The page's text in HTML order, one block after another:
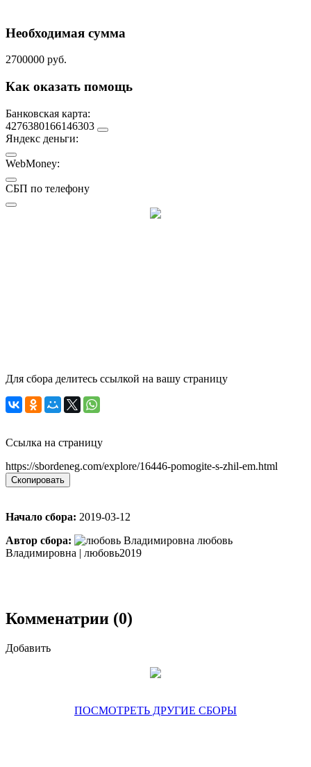
Необходимая сумма
2700000 руб.
Как оказать помощь
Банковская карта:
4276380166146303
Яндекс деньги:
WebMoney:
СБП по телефону
Для сбора делитесь ссылкой на вашу страницу
Ссылка на страницу
https://sbordeneg.com/explore/16446-pomogite-s-zhil-em.html
Скопировать
Начало сбора: 2019-03-12
Автор сбора:
любовь
Владимировна | любовь2019
Комменатрии (0)
Добавить
ПОСМОТРЕТЬ ДРУГИЕ СБОРЫ